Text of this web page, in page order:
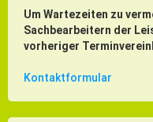
Um Wartezeiten zu
Sachbearbeitern der
vorheriger
Kontaktformular